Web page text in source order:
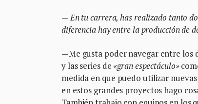
—En tu carrera, has realizado tanto
diferencia hay entre la producción de
—Me gusta poder navegar entre los
y las series de «gran espectáculo»
medida en que puedo utilizar
en estos grandes proyectos hago